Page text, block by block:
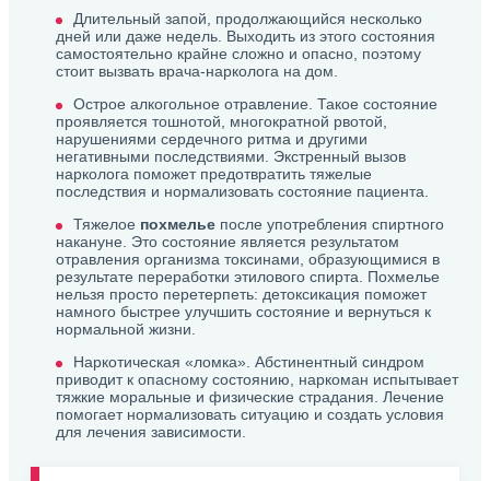
Длительный запой, продолжающийся несколько
дней или даже недель. Выходить из этого состояния
самостоятельно крайне сложно и опасно, поэтому
стоит вызвать врача-нарколога на дом.
Острое алкогольное отравление. Такое состояние
проявляется тошнотой, многократной рвотой,
нарушениями сердечного ритма и другими
негативными последствиями. Экстренный вызов
нарколога поможет предотвратить тяжелые
последствия и нормализовать состояние пациента.
Тяжелое похмелье после употребления спиртного
накануне. Это состояние является результатом
отравления организма токсинами, образующимися в
результате переработки этилового спирта. Похмелье
нельзя просто перетерпеть: детоксикация поможет
намного быстрее улучшить состояние и вернуться к
нормальной жизни.
Наркотическая «ломка». Абстинентный синдром
приводит к опасному состоянию, наркоман испытывает
тяжкие моральные и физические страдания. Лечение
помогает нормализовать ситуацию и создать условия
для лечения зависимости.